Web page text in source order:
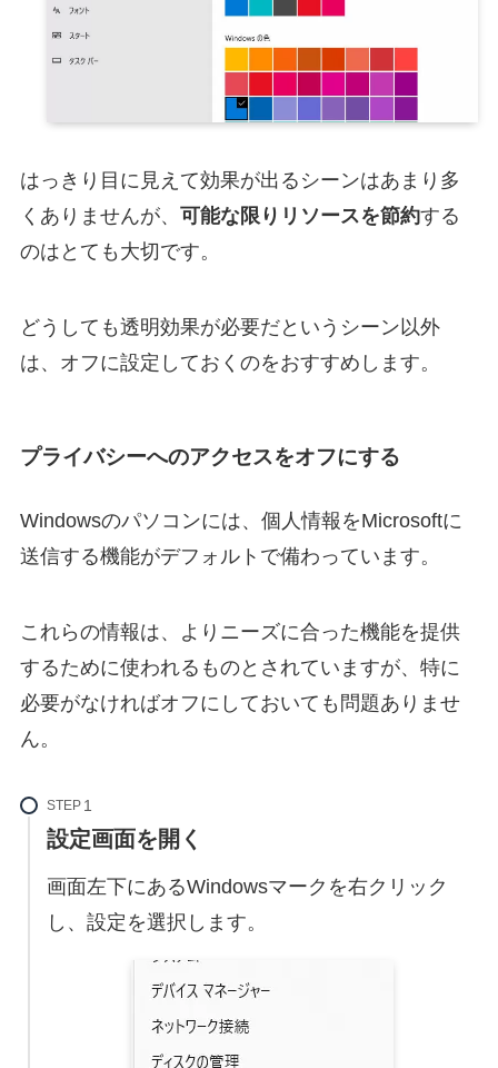
はっきり目に見えて効果が出るシーンはあまり多
くありませんが、 可能な限りリソースを節約する
のはとても大切です。
どうしても透明効果が必要だというシーン以外
は、オフに設定しておくのをおすすめします。
プライバシーへのアクセスをオフにする
Windowsのパソコンには、個人情報をMicrosoftに
送信する機能がデフォルトで備わっています。
これらの情報は、よりニーズに合った機能を提供
するために使われるものとされていますが、特に
必要がなければオフにしておいても問題ありませ
ん。
STEP
設定画面を開く
画面左下にあるWindowsマークを右クリック
し、設定を選択します。